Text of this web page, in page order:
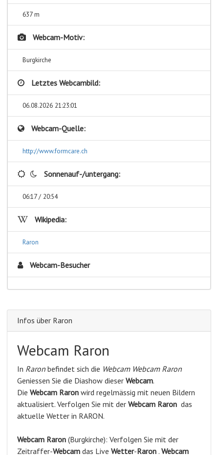
637 m
Webcam-Motiv:
Burgkirche
Letztes Webcambild:
06.08.2026 21:23:01
Webcam-Quelle:
http://www.formcare.ch
Sonnenauf-/untergang:
06:17 / 20:54
Wikipedia:
Raron
Webcam-Besucher
Infos über Raron
Webcam Raron
In Raron befindet sich die Webcam Webcam Raron
Geniessen Sie die Diashow dieser Webcam.
Die Webcam Raron wird regelmässig mit neuen Bildern
aktualisiert. Verfolgen Sie mit der Webcam Raron das
aktuelle Wetter in RARON.
Webcam Raron (Burgkirche): Verfolgen Sie mit der
Zeitraffer-Webcam das Live Wetter-Raron . Webcam